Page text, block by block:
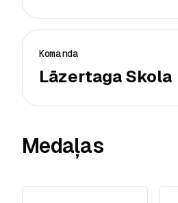
Komanda
Lāzertaga Skola
Medaļas